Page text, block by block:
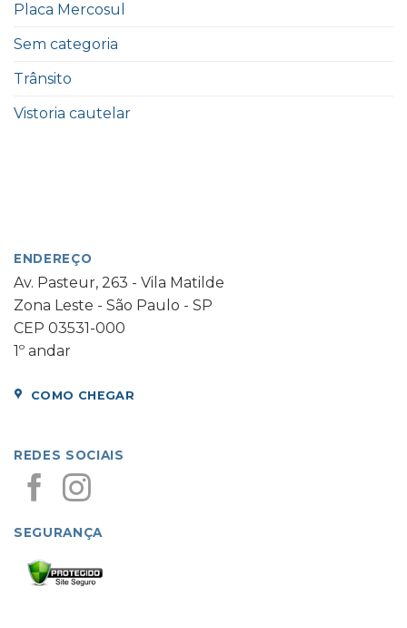
Placa Mercosul
Sem categoria
Trânsito
Vistoria cautelar
ENDEREÇO
Av. Pasteur, 263 - Vila Matilde
Zona Leste - São Paulo - SP
CEP 03531-000
1º andar
COMO CHEGAR
REDES SOCIAIS
SEGURANÇA